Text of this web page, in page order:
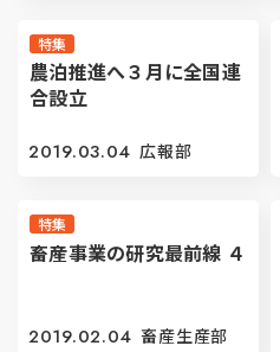
特集
農泊推進へ３月に全国連
合設立
2019.03.04 広報部
特集
畜産事業の研究最前線 ４
2019.02.04 畜産生産部